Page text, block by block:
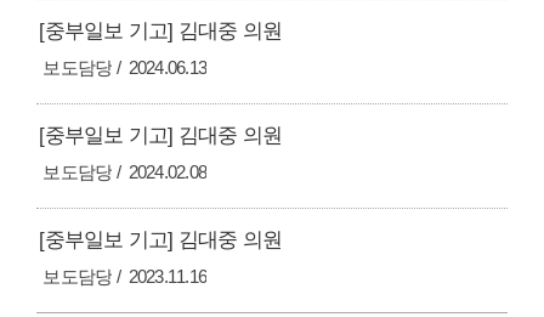
[중부일보 기고] 김대중 의원
보도담당 2024.06.13
[중부일보 기고] 김대중 의원
보도담당 2024.02.08
[중부일보 기고] 김대중 의원
보도담당 2023.11.16